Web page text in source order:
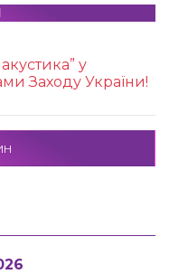
у
Заходу України!